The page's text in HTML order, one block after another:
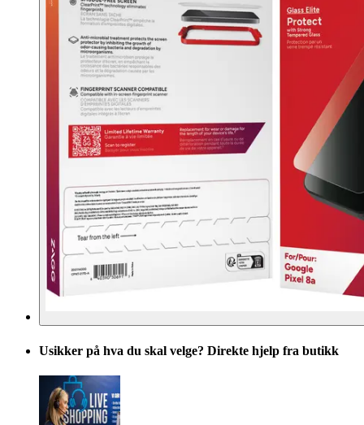
Usikker på hva du skal velge? Direkte hjelp fra butikk